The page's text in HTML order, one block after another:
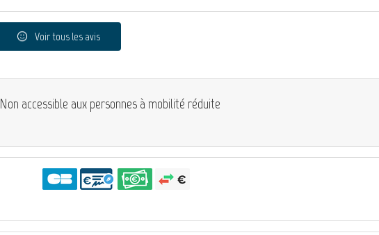
Voir tous les avis
Non accessible aux personnes à mobilité réduite